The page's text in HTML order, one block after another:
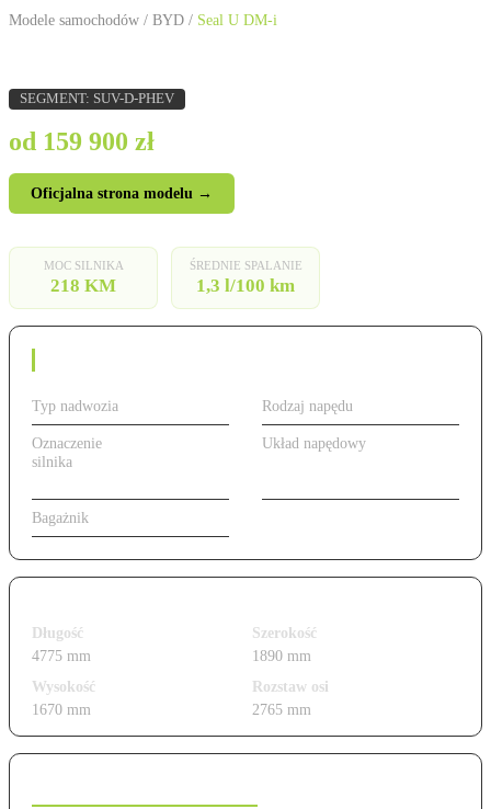
Modele samochodów / BYD / Seal U DM-i
SEGMENT: SUV-D-PHEV
od 159 900 zł
Oficjalna strona modelu →
MOC SILNIKA
218 KM
ŚREDNIE SPALANIE
1,3 l/100 km
Typ nadwozia Rodzaj napędu
Oznaczenie
silnika
Układ napędowy
Bagażnik
Długość
4775 mm
Szerokość
1890 mm
Wysokość
1670 mm
Rozstaw osi
2765 mm